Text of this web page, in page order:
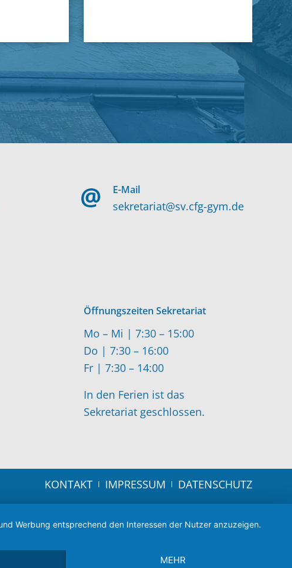
E-Mail
sekretariat@sv.cfg-gym.de
Öffnungszeiten Sekretariat
Mo – Mi | 7:30 – 15:00
Do | 7:30 – 16:00
Fr | 7:30 – 14:00
In den Ferien ist das
Sekretariat geschlossen.
KONTAKT IMPRESSUM DATENSCHUTZ
Werbung entsprechend den Interessen der Nutzer anzuzeigen.
MEHR